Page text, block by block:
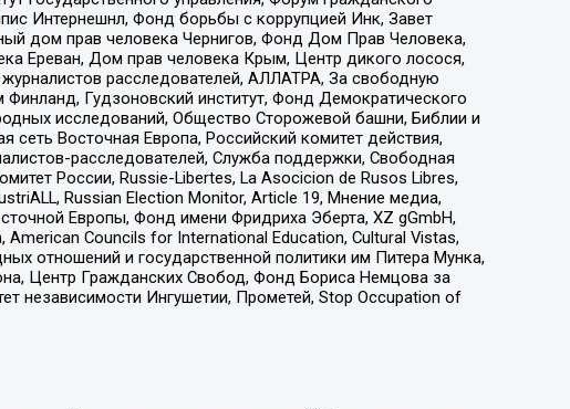
Интернешнл, Фонд борьбы с коррупцией Инк, Завет
дом прав человека Чернигов, Фонд Дом Прав Человека,
Ереван, Дом прав человека Крым, Центр дикого лосося,
расследователей, АЛЛАТРА, За свободную
Гудзоновский институт, Фонд Демократического
исследований, Общество Сторожевой башни, Библии и
Восточная Европа, Российский комитет действия,
расследователей, Служба поддержки, Свободная
России, Russie-Libertes, La Asocicion de Rusos Libres,
Russian Election Monitor, Article 19, Мнение медиа,
Европы, Фонд имени Фридриха Эберта, XZ gGmbH,
Councils for International Education, Cultural Vistas,
отношений и государственной политики им Питера Мунка,
Центр Гражданских Свобод, Фонд Бориса Немцова за
независимости Ингушетии, Прометей, Stop Occupation of